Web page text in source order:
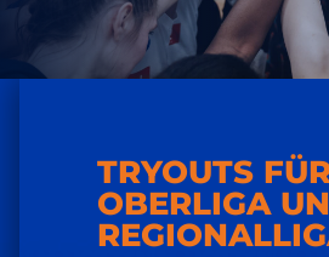
TRYOUTS
OBERLIGA